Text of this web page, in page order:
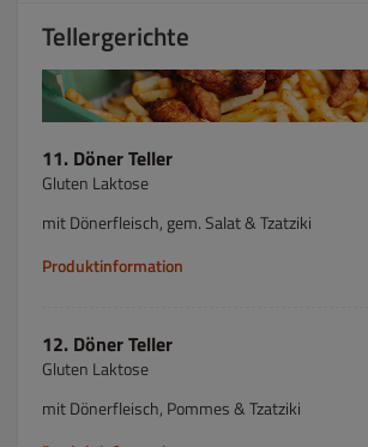
Tellergerichte
11. Döner Teller
Gluten Laktose
mit Dönerfleisch, gem. Salat & Tzatziki
Produktinformation
12. Döner Teller
Gluten Laktose
mit Dönerfleisch, Pommes & Tzatziki